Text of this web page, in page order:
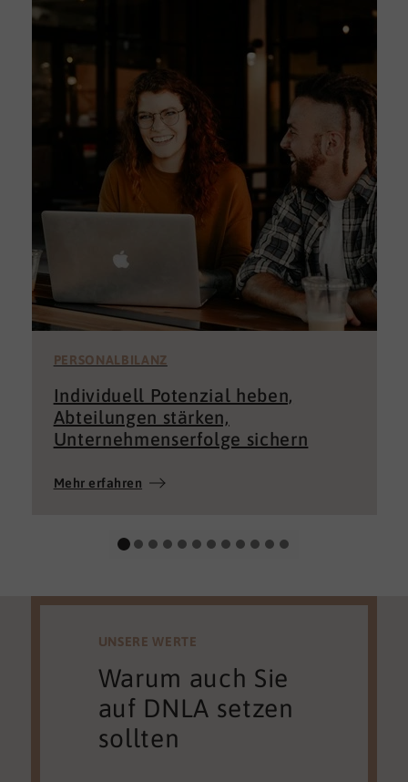
PERSONALBILANZ
Individuell Potenzial heben,
Abteilungen stärken,
Unternehmenserfolge sichern
Mehr erfahren
UNSERE WERTE
Warum auch Sie
auf DNLA setzen
sollten